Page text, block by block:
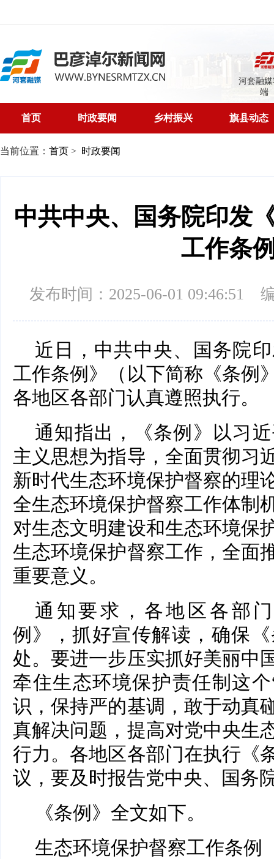
河套融
端
首页 时政要闻 乡村振兴 旗县动态
当前位置： 首页 > 时政要闻
中共中央、国务院印发
工作条
发布时间：2025-06-01 09:46:51
近日，中共中央、国务院
工作条例》（以下简称《条例
各地区各部门认真遵照执行。
通知指出，《条例》以习
主义思想为指导，全面贯彻习
新时代生态环境保护督察的理
全生态环境保护督察工作体制
对生态文明建设和生态环境保
生态环境保护督察工作，全面
重要意义。
通知要求，各地区各部
例》，抓好宣传解读，确保
处。要进一步压实抓好美丽中
牵住生态环境保护责任制这
识，保持严的基调，敢于动真
真解决问题，提高对党中央生
行力。各地区各部门在执行《
议，要及时报告党中央、国务
《条例》全文如下。
生态环境保护督察工作条例